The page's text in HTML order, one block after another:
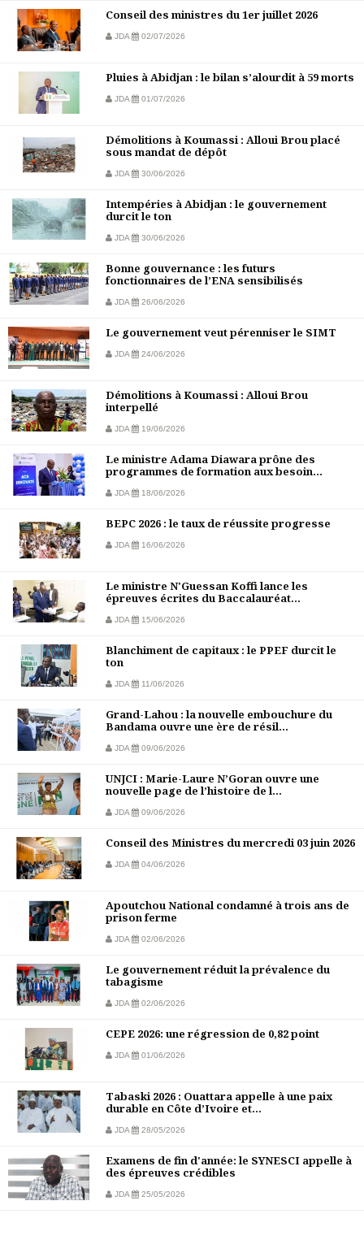
Conseil des ministres du 1er juillet 2026
JDA 02/07/2026
Pluies à Abidjan : le bilan s’alourdit à 59 morts
JDA 01/07/2026
Démolitions à Koumassi : Alloui Brou placé
sous mandat de dépôt
JDA 30/06/2026
Intempéries à Abidjan : le gouvernement
durcit le ton
JDA 30/06/2026
Bonne gouvernance : les futurs
fonctionnaires de l’ENA sensibilisés
JDA 26/06/2026
Le gouvernement veut pérenniser le SIMT
JDA 24/06/2026
Démolitions à Koumassi : Alloui Brou
interpellé
JDA 19/06/2026
Le ministre Adama Diawara prône des
programmes de formation aux besoin...
JDA 18/06/2026
BEPC 2026 : le taux de réussite progresse
JDA 16/06/2026
Le ministre N'Guessan Koffi lance les
épreuves écrites du Baccalauréat...
JDA 15/06/2026
Blanchiment de capitaux : le PPEF durcit le
ton
JDA 11/06/2026
Grand-Lahou : la nouvelle embouchure du
Bandama ouvre une ère de résil...
JDA 09/06/2026
UNJCI : Marie-Laure N’Goran ouvre une
nouvelle page de l’histoire de l...
JDA 09/06/2026
Conseil des Ministres du mercredi 03 juin 2026
JDA 04/06/2026
Apoutchou National condamné à trois ans de
prison ferme
JDA 02/06/2026
Le gouvernement réduit la prévalence du
tabagisme
JDA 02/06/2026
CEPE 2026: une régression de 0,82 point
JDA 01/06/2026
Tabaski 2026 : Ouattara appelle à une paix
durable en Côte d’Ivoire et...
JDA 28/05/2026
Examens de fin d'année: le SYNESCI appelle à
des épreuves crédibles
JDA 25/05/2026